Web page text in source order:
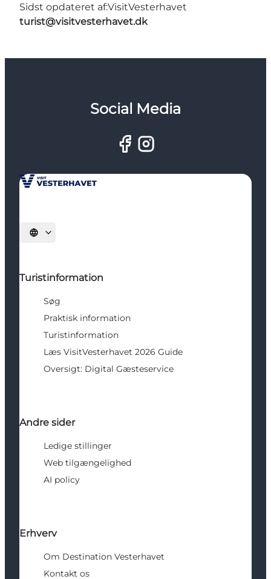
Sidst opdateret af:VisitVesterhavet
turist@visitvesterhavet.dk
Social Media
Vælg sprog
Turistinformation
Søg
Praktisk information
Turistinformation
Læs VisitVesterhavet 2026 Guide
Oversigt: Digital Gæsteservice
Andre sider
Ledige stillinger
Web tilgængelighed
AI policy
Erhverv
Om Destination Vesterhavet
Kontakt os